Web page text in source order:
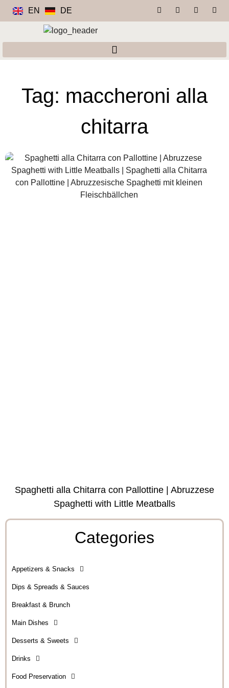
EN DE
Tag: maccheroni alla
chitarra
Spaghetti alla Chitarra con Pallottine | Abruzzese
Spaghetti with Little Meatballs
Categories
Appetizers & Snacks
Dips & Spreads & Sauces
Breakfast & Brunch
Main Dishes
Desserts & Sweets
Drinks
Food Preservation